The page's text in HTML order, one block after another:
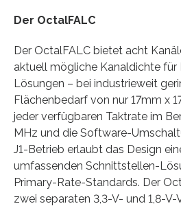
Der OctalFALC
Der OctalFALC bietet acht
aktuell mögliche Kanaldichte für
Lösungen – bei industrieweit
Flächenbedarf von nur 17mm x
jeder verfügbaren Taktrate im
MHz und die Software-
J1-Betrieb erlaubt das Design
umfassenden Schnittstellen-
Primary-Rate-Standards. Der
zwei separaten 3,3-V- und 1,8-